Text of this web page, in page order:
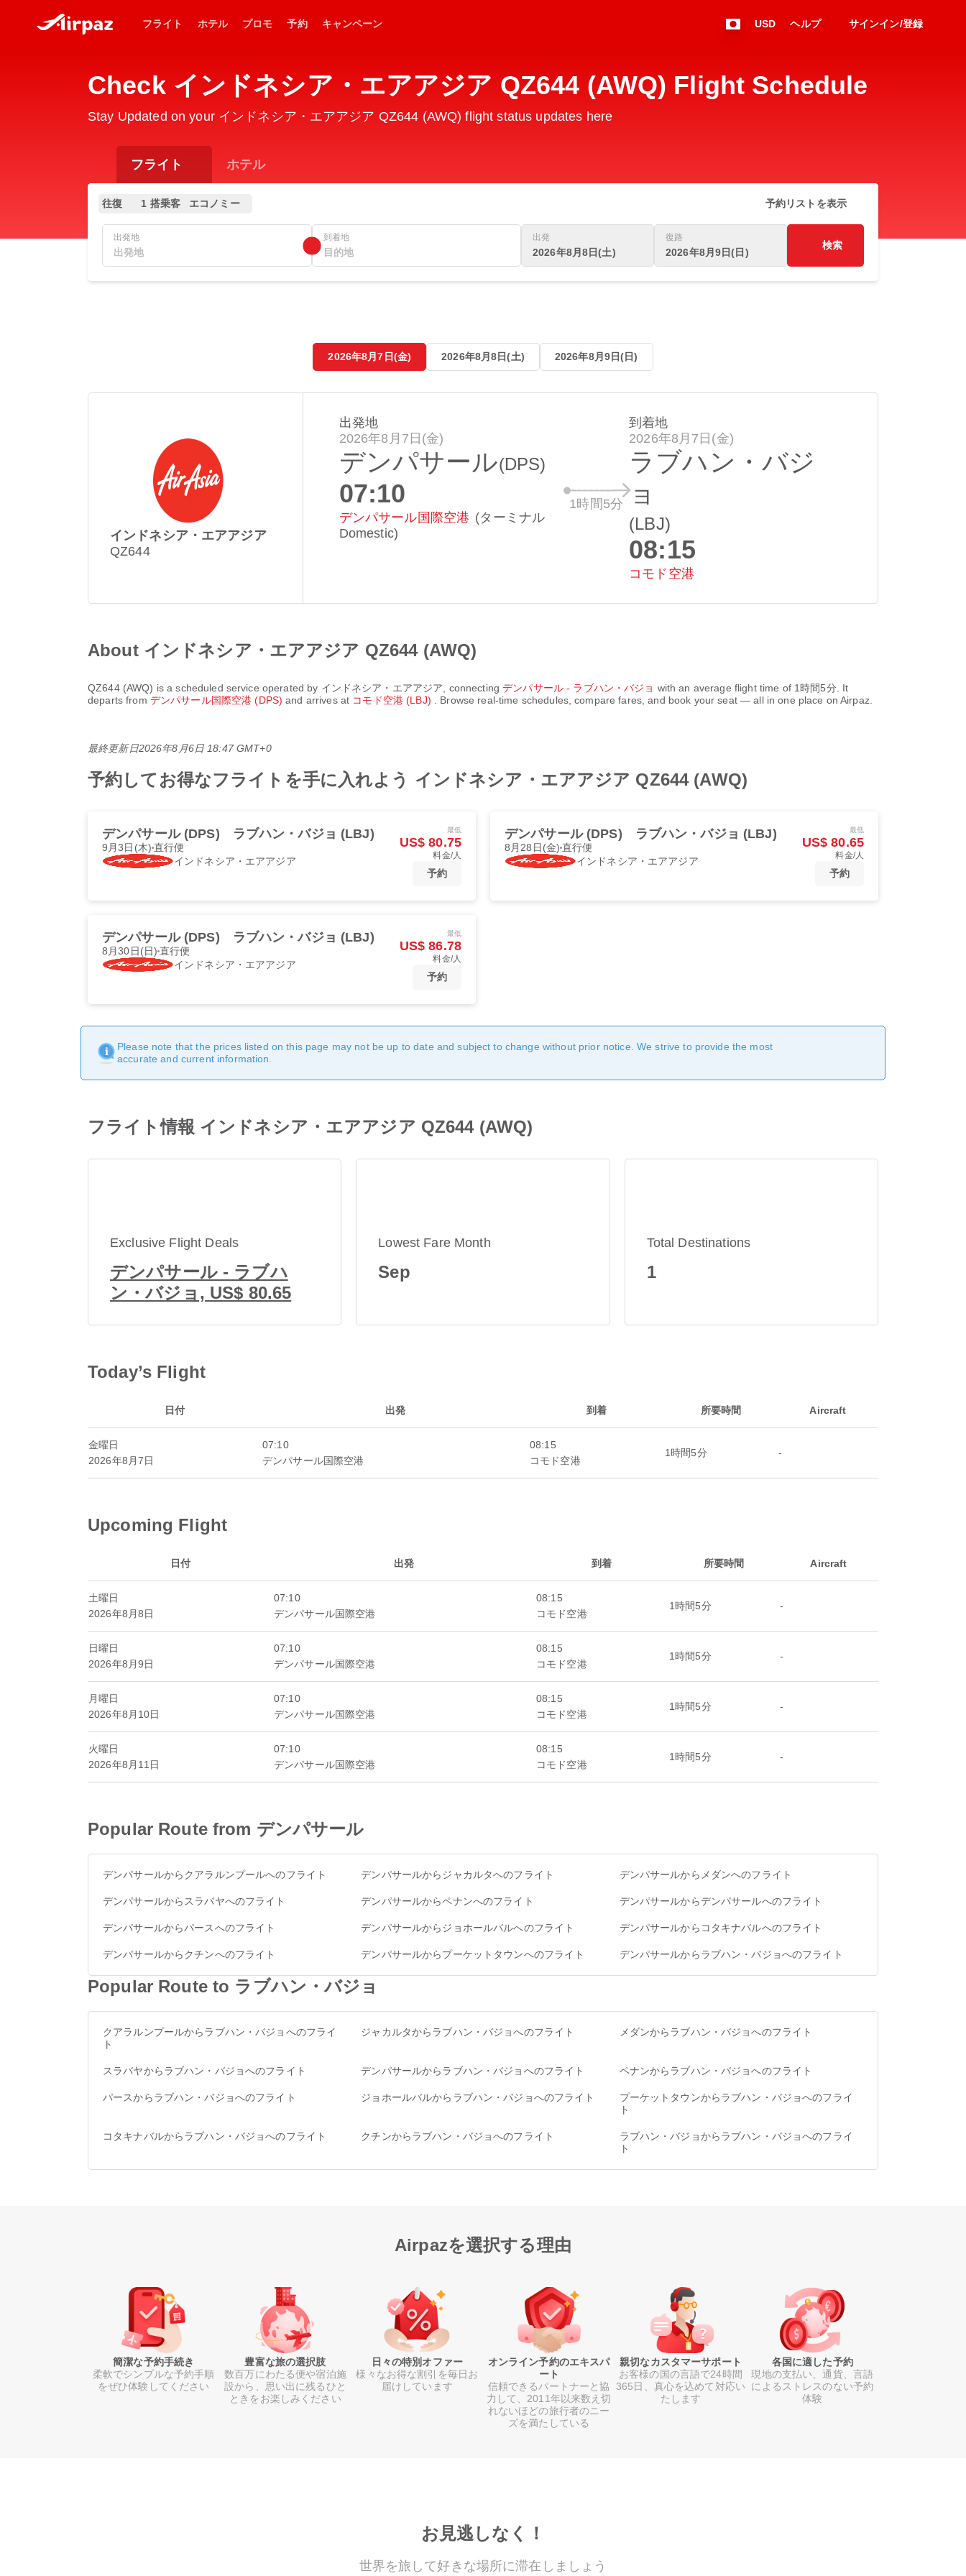
フライト ホテル プロモ 予約 キャンペーン USD ヘルプ サインイン/登録
Check インドネシア・エアアジア QZ644 (AWQ) Flight Schedule
Stay Updated on your インドネシア・エアアジア QZ644 (AWQ) flight status updates here
フライト ホテル
往復 1 搭乗客 エコノミー 予約リストを表示
出発地 到着地 出発
2026年8月8日(土)
復路
2026年8月9日(日)
検索
2026年8月7日(金) 2026年8月8日(土) 2026年8月9日(日)
インドネシア・エアアジア
QZ644
出発地
2026年8月7日(金)
デンパサール(DPS)
07:10
デンパサール国際空港 (ターミナル
Domestic)
1時間5分
到着地
2026年8月7日(金)
ラブハン・バジ
ョ
(LBJ)
08:15
コモド空港
About インドネシア・エアアジア QZ644 (AWQ)
QZ644(AWQ) is a scheduled service operated by インドネシア・エアアジア , connectingデンパサール - ラブハン・バジョ with an average flight time of 1時間5分 . It
departs from デンパサール国際空港 (DPS)and arrives at コモド空港 (LBJ) . Browse real-time schedules, compare fares, and book your seat — all in one place on Airpaz.
最終更新日2026年8月6日 18:47 GMT+0
予約してお得なフライトを手に入れよう インドネシア・エアアジア QZ644 (AWQ)
デンパサール (DPS) ラブハン・バジョ (LBJ)
9月3日(木) 直行便
インドネシア・エアアジア
最低
US$ 80.75
料金/人
予約
デンパサール (DPS) ラブハン・バジョ (LBJ)
8月28日(金)直行便
インドネシア・エアアジア
最低
US$ 80.65
料金/人
予約
デンパサール (DPS) ラブハン・バジョ (LBJ)
8月30日(日)直行便
インドネシア・エアアジア
最低
US$ 86.78
料金/人
予約
Please note that the prices listed on this page may not be up to date and subject to change without prior notice. We strive to provide the most
accurate and current information.
フライト情報 インドネシア・エアアジア QZ644 (AWQ)
Exclusive Flight Deals
デンパサール - ラブハ
ン・バジョ, US$ 80.65
Lowest Fare Month
Sep
Total Destinations
1
Today’s Flight
日付 出発 到着 所要時間 Aircraft
金曜日
2026年8月7日
07:10
デンパサール国際空港
08:15
コモド空港
1時間5分 -
Upcoming Flight
日付 出発 到着 所要時間 Aircraft
土曜日
2026年8月8日
07:10
デンパサール国際空港
08:15
コモド空港
1時間5分 -
日曜日
2026年8月9日
07:10
デンパサール国際空港
08:15
コモド空港
1時間5分 -
月曜日
2026年8月10日
07:10
デンパサール国際空港
08:15
コモド空港
1時間5分 -
火曜日
2026年8月11日
07:10
デンパサール国際空港
08:15
コモド空港
1時間5分 -
Popular Route from デンパサール
デンパサールからクアラルンプールへのフライト デンパサールからジャカルタへのフライト デンパサールからメダンへのフライト
デンパサールからスラバヤへのフライト デンパサールからペナンへのフライト デンパサールからデンパサールへのフライト
デンパサールからパースへのフライト デンパサールからジョホールバルへのフライト デンパサールからコタキナバルへのフライト
デンパサールからクチンへのフライト デンパサールからプーケットタウンへのフライト デンパサールからラブハン・バジョへのフライト
Popular Route to ラブハン・バジョ
クアラルンプールからラブハン・バジョへのフライ
ト
ジャカルタからラブハン・バジョへのフライト メダンからラブハン・バジョへのフライト
スラバヤからラブハン・バジョへのフライト デンパサールからラブハン・バジョへのフライト ペナンからラブハン・バジョへのフライト
パースからラブハン・バジョへのフライト ジョホールバルからラブハン・バジョへのフライト
プーケットタウンからラブハン・バジョへのフライ
ト
コタキナバルからラブハン・バジョへのフライト クチンからラブハン・バジョへのフライト
ラブハン・バジョからラブハン・バジョへのフライ
ト
Airpazを選択する理由
簡潔な予約手続き
柔軟でシンプルな予約手順
をぜひ体験してください
豊富な旅の選択肢
数百万にわたる便や宿泊施
設から、思い出に残るひと
ときをお楽しみください
日々の特別オファー
様々なお得な割引を毎日お
届けしています
オンライン予約のエキスパ
ート
信頼できるパートナーと協
力して、2011年以来数え切
れないほどの旅行者のニー
ズを満たしている
親切なカスタマーサポート
お客様の国の言語で24時間
365日、真心を込めて対応い
たします
各国に適した予約
現地の支払い、通貨、言語
によるストレスのない予約
体験
お見逃しなく！
世界を旅して好きな場所に滞在しましょう